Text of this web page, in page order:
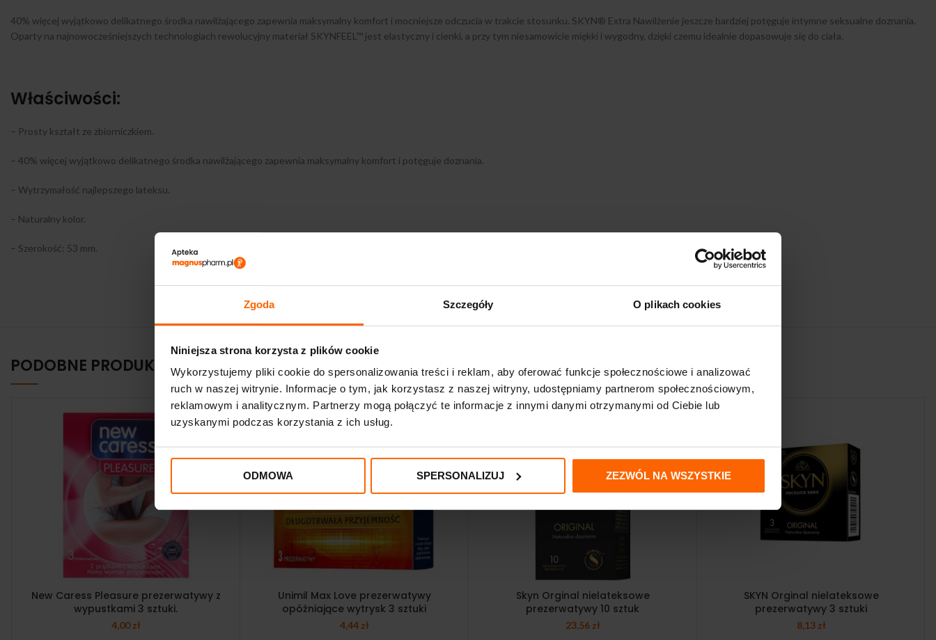
Zgoda Szczegóły O plikach cookies
Niniejsza strona korzysta z plików cookie
Wykorzystujemy pliki cookie do spersonalizowania treści i reklam, aby oferować funkcje społecznościowe i analizować
ruch w naszej witrynie. Informacje o tym, jak korzystasz z naszej witryny, udostępniamy partnerom społecznościowym,
reklamowym i analitycznym. Partnerzy mogą połączyć te informacje z innymi danymi otrzymanymi od Ciebie lub
uzyskanymi podczas korzystania z ich usług.
ODMOWA SPERSONALIZUJ ZEZWÓL NA WSZYSTKIE
40% więcej wyjątkowo delikatnego środka nawilżającego zapewnia maksymalny komfort i mocniejsze odczucia w trakcie stosunku. SKYN® Extra Nawilżenie jeszcze bardziej potęguje intymne seksualne doznania.
Oparty na najnowocześniejszych technologiach rewolucyjny materiał SKYNFEEL™ jest elastyczny i cienki, a przy tym niesamowicie miękki i wygodny, dzięki czemu idealnie dopasowuje się do ciała.
Właściwości:
– Prosty kształt ze zbiorniczkiem.
– 40% więcej wyjątkowo delikatnego środka nawilżającego zapewnia maksymalny komfort i potęguje doznania.
– Wytrzymałość najlepszego lateksu.
– Naturalny kolor.
– Szerokość: 53 mm.
PODOBNE PRODUKTY
New Caress Pleasure prezerwatywy z
wypustkami 3 sztuki.
4,00zł
Unimil Max Love prezerwatywy
opóźniające wytrysk 3 sztuki
4,44 zł
Skyn Orginal nielateksowe
prezerwatywy 10 sztuk
23,56 zł
SKYN Orginal nielateksowe
prezerwatywy 3 sztuki
8,13 zł